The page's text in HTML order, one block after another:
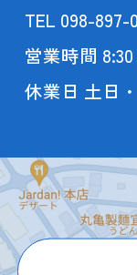
TEL 098-
営業時間 8:30
休業日 土日